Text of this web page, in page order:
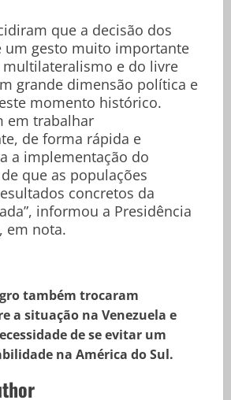
que a decisão dos
um gesto muito importante
multilateralismo e do livre
grande dimensão política e
momento histórico.
em trabalhar
de forma rápida e
a implementação do
que as populações
concretos da
informou a Presidência
em nota.
também trocaram
a situação na Venezuela e
de se evitar um
na América do Sul.